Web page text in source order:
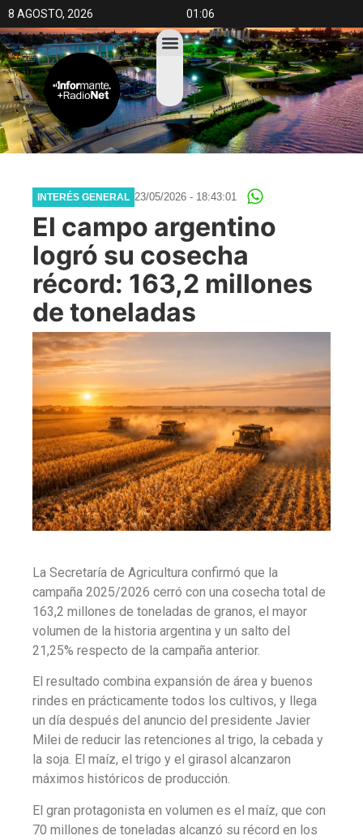
8 AGOSTO, 2026 01:06
INTERÉS GENERAL 23/05/2026 - 18:43:01
El campo argentino
logró su cosecha
récord: 163,2 millones
de toneladas
La Secretaría de Agricultura confirmó que la
campaña 2025/2026 cerró con una cosecha total de
163,2 millones de toneladas de granos, el mayor
volumen de la historia argentina y un salto del
21,25% respecto de la campaña anterior.
El resultado combina expansión de área y buenos
rindes en prácticamente todos los cultivos, y llega
un día después del anuncio del presidente Javier
Milei de reducir las retenciones al trigo, la cebada y
la soja. El maíz, el trigo y el girasol alcanzaron
máximos históricos de producción.
El gran protagonista en volumen es el maíz, que con
70 millones de toneladas alcanzó su récord en los